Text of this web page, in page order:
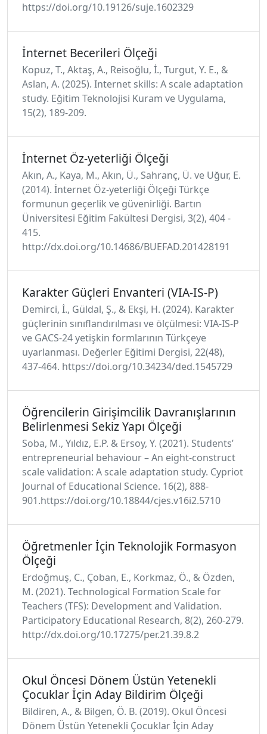
https://doi.org/10.19126/suje.1602329
İnternet Becerileri Ölçeği
Kopuz, T., Aktaş, A., Reisoğlu, İ., Turgut, Y. E., &
Aslan, A. (2025). Internet skills: A scale adaptation
study. Eğitim Teknolojisi Kuram ve Uygulama,
15(2), 189-209.
İnternet Öz-yeterliği Ölçeği
Akın, A., Kaya, M., Akın, Ü., Sahranç, Ü. ve Uğur, E.
(2014). İnternet Öz-yeterliği Ölçeği Türkçe
formunun geçerlik ve güvenirliği. Bartın
Üniversitesi Eğitim Fakültesi Dergisi, 3(2), 404 -
415.
http://dx.doi.org/10.14686/BUEFAD.201428191
Karakter Güçleri Envanteri (VIA-IS-P)
Demirci, İ., Güldal, Ş., & Ekşi, H. (2024). Karakter
güçlerinin sınıflandırılması ve ölçülmesi: VIA-IS-P
ve GACS-24 yetişkin formlarının Türkçeye
uyarlanması. Değerler Eğitimi Dergisi, 22(48),
437-464. https://doi.org/10.34234/ded.1545729
Öğrencilerin Girişimcilik Davranışlarının
Belirlenmesi Sekiz Yapı Ölçeği
Soba, M., Yıldız, E.P. & Ersoy, Y. (2021). Students’
entrepreneurial behaviour – An eight-construct
scale validation: A scale adaptation study. Cypriot
Journal of Educational Science. 16(2), 888-
901.https://doi.org/10.18844/cjes.v16i2.5710
Öğretmenler İçin Teknolojik Formasyon
Ölçeği
Erdoğmuş, C., Çoban, E., Korkmaz, Ö., & Özden,
M. (2021). Technological Formation Scale for
Teachers (TFS): Development and Validation.
Participatory Educational Research, 8(2), 260-279.
http://dx.doi.org/10.17275/per.21.39.8.2
Okul Öncesi Dönem Üstün Yetenekli
Çocuklar İçin Aday Bildirim Ölçeği
Bildiren, A., & Bilgen, Ö. B. (2019). Okul Öncesi
Dönem Üstün Yetenekli Çocuklar İçin Aday